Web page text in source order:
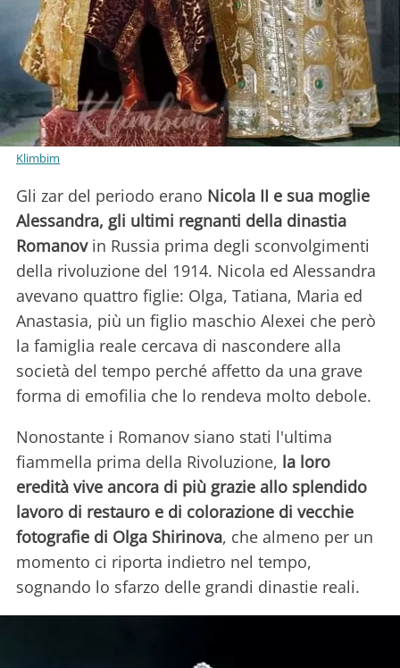
Klimbim
Gli zar del periodo erano Nicola II e sua moglie
Alessandra, gli ultimi regnanti della dinastia
Romanovin Russia prima degli sconvolgimenti
della rivoluzione del 1914. Nicola ed Alessandra
avevano quattro figlie: Olga, Tatiana, Maria ed
Anastasia, più un figlio maschio Alexei che però
la famiglia reale cercava di nascondere alla
società del tempo perché affetto da una grave
forma di emofilia che lo rendeva molto debole.
Nonostante i Romanov siano stati l'ultima
fiammella prima della Rivoluzione, la loro
eredità vive ancora di più grazie allo splendido
lavoro di restauro e di colorazione di vecchie
fotografie di Olga Shirinova, che almeno per un
momento ci riporta indietro nel tempo,
sognando lo sfarzo delle grandi dinastie reali.